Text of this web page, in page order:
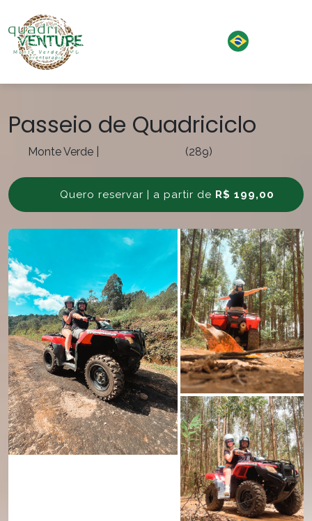
Passeio de Quadriciclo
Monte Verde (289)
Quero reservar | a partir de R$ 199,00